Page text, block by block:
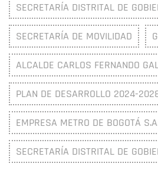
SECRETARÍA DISTRITAL DE
SECRETARÍA DE MOVILIDAD
ALCALDE CARLOS FERNANDO
PLAN DE DESARROLLO 2024-
EMPRESA METRO DE BOGOTÁ
SECRETARÍA DISTRITAL DE